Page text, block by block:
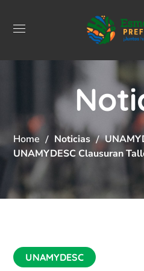
Home Noticias
UNAMYDESC Clausuran
UNAMYDESC